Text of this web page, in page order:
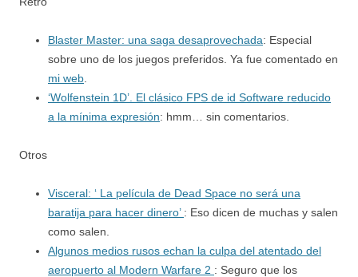
Blaster Master: una saga desaprovechada: Especial
sobre uno de los juegos preferidos. Ya fue comentado en
mi web
‘Wolfenstein 1D’. El clásico FPS de id Software reducido
a la mínima expresión: hmm… sin comentarios.
Otros
Visceral: ‘ La película de Dead Space no será una
baratija para hacer dinero’ : Eso dicen de muchas y salen
como salen.
Algunos medios rusos echan la culpa del atentado del
aeropuerto al Modern Warfare 2 : Seguro que los